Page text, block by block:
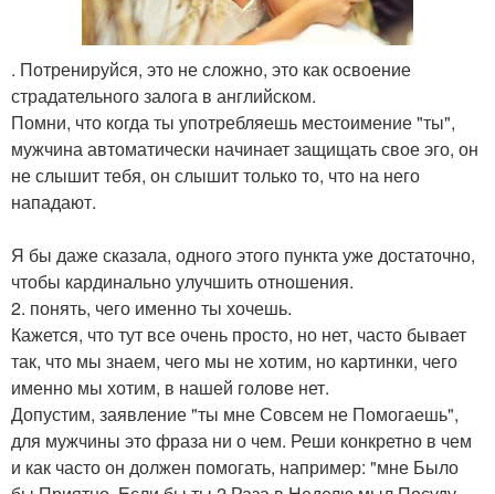
. Потренируйся, это не сложно, это как освоение
страдательного залога в английском.
Помни, что когда ты употребляешь местоимение "ты",
мужчина автоматически начинает защищать свое эго, он
не слышит тебя, он слышит только то, что на него
нападают.
Я бы даже сказала, одного этого пункта уже достаточно,
чтобы кардинально улучшить отношения.
2. понять, чего именно ты хочешь.
Кажется, что тут все очень просто, но нет, часто бывает
так, что мы знаем, чего мы не хотим, но картинки, чего
именно мы хотим, в нашей голове нет.
Допустим, заявление "ты мне Совсем не Помогаешь",
для мужчины это фраза ни о чем. Реши конкретно в чем
и как часто он должен помогать, например: "мне Было